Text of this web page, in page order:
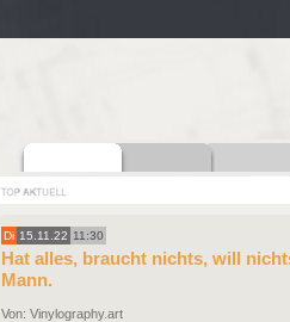
Di 15.11.22 11:30
Hat alles, braucht nichts, will
Mann.
Von: Vinylography.art